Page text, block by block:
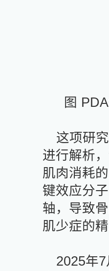
图
这项研
进行解析
肌肉消耗
键效应分
轴，导致
肌少症的
2025年7